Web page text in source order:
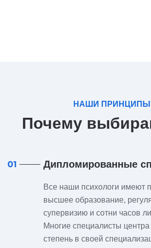
НАШИ ПРИНЦИПЫ
Почему
01 Дипломированные
Все наши психологи имеют
высшее образование,
супервизию и сотни часов
Многие специалисты
степень в своей